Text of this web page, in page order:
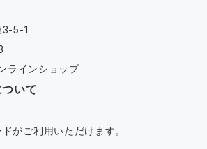
3-5-1
ラインショップ
いて
がご利用いただけます。